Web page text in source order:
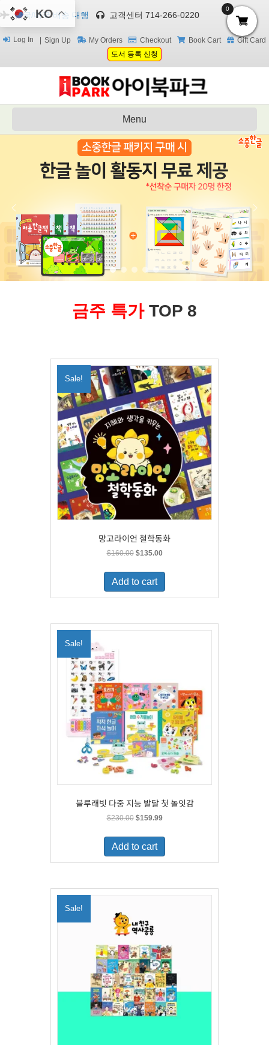
한국/미국 배송 대행 고객센터 714-266-0220
Log In Sign Up My Orders Checkout Book Cart
Gift Card
도서 등록 신청
Menu
금주 특가 TOP 8
Sale!
망고라이언 철학동화
$160.00 Original
was:
$160.00.
$135.00Current
is:
Add to cart
Sale!
블루래빗 다중 지능 발달 첫 놀잇감
$230.00 Original
was:
$230.00.
$159.99Current
is:
Add to cart
Sale!
KO 0